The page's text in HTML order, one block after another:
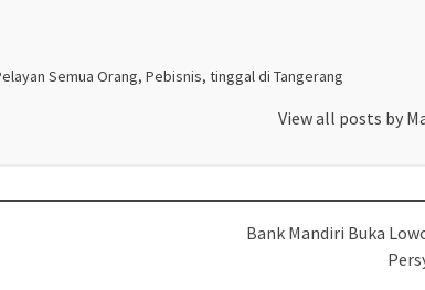
Semua Orang, Pebisnis, tinggal di Tangerang
View all posts by
Bank Mandiri Buka